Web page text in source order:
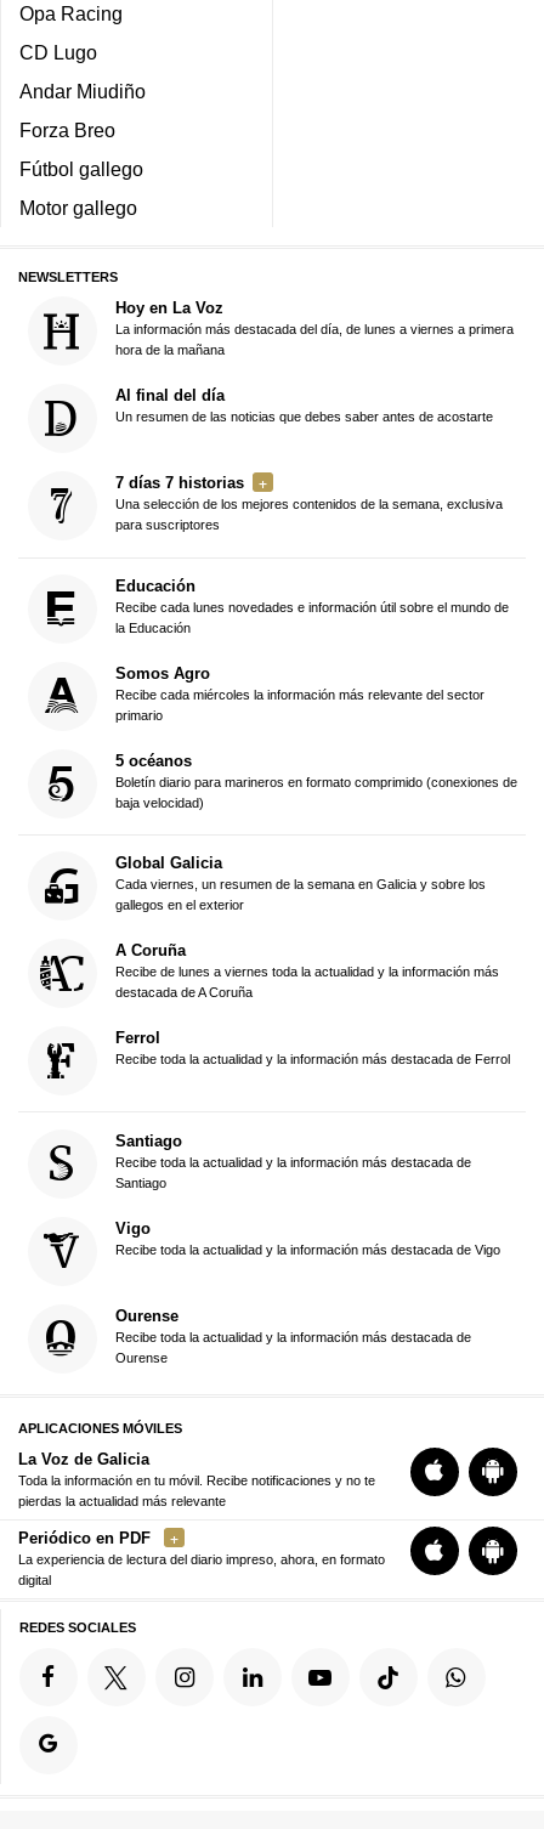
Opa Racing
CD Lugo
Andar Miudiño
Forza Breo
Fútbol gallego
Motor gallego
NEWSLETTERS
Hoy en La Voz
La información más destacada del día, de lunes a viernes a primera
hora de la mañana
Al final del día
Un resumen de las noticias que debes saber antes de acostarte
7 días 7 historias
Una selección de los mejores contenidos de la semana, exclusiva
para suscriptores
Educación
Recibe cada lunes novedades e información útil sobre el mundo de
la Educación
Somos Agro
Recibe cada miércoles la información más relevante del sector
primario
5 océanos
Boletín diario para marineros en formato comprimido (conexiones de
baja velocidad)
Global Galicia
Cada viernes, un resumen de la semana en Galicia y sobre los
gallegos en el exterior
A Coruña
Recibe de lunes a viernes toda la actualidad y la información más
destacada de A Coruña
Ferrol
Recibe toda la actualidad y la información más destacada de Ferrol
Santiago
Recibe toda la actualidad y la información más destacada de
Santiago
Vigo
Recibe toda la actualidad y la información más destacada de Vigo
Ourense
Recibe toda la actualidad y la información más destacada de
Ourense
APLICACIONES MÓVILES
La Voz de Galicia
Toda la información en tu móvil. Recibe notificaciones y no te
pierdas la actualidad más relevante
Periódico en PDF
La experiencia de lectura del diario impreso, ahora, en formato
digital
REDES SOCIALES